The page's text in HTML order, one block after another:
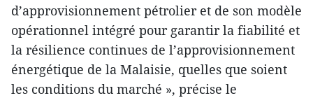
d’approvisionnement pétrolier et de son modèle
opérationnel intégré pour garantir la fiabilité et
la résilience continues de l’approvisionnement
énergétique de la Malaisie, quelles que soient
les conditions du marché », précise le